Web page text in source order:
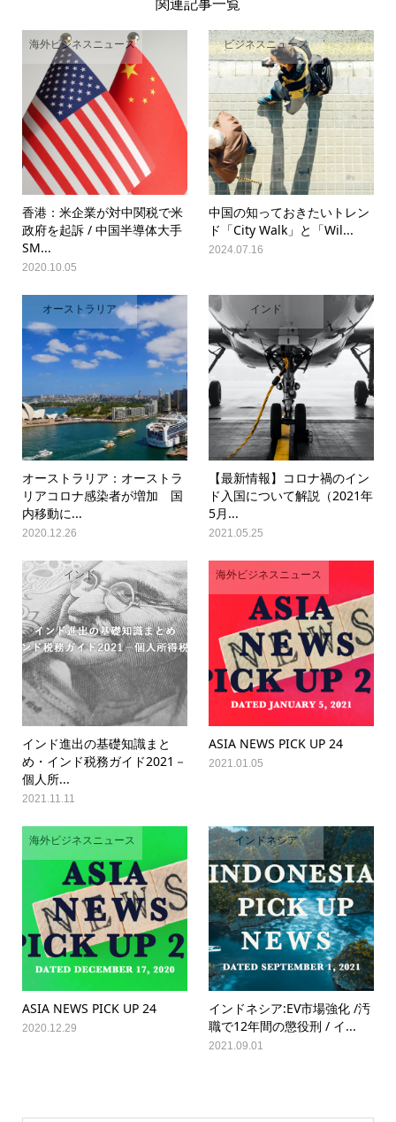
海外ビジネスニュース
香港：米企業が対中関税で米
政府を起訴 / 中国半導体大手
SM...
2020.10.05
ビジネスニュース
中国の知っておきたいトレン
ド「City Walk」と「Wil...
2024.07.16
オーストラリア
オーストラリア：オーストラ
リアコロナ感染者が増加 国
内移動に...
2020.12.26
インド
【最新情報】コロナ禍のイン
ド入国について解説（2021年
5月...
2021.05.25
インド
インド進出の基礎知識まと
め・インド税務ガイド2021－
個人所...
2021.11.11
海外ビジネスニュース
ASIA NEWS PICK UP 24
2021.01.05
海外ビジネスニュース
ASIA NEWS PICK UP 24
2020.12.29
インドネシア
インドネシア:EV市場強化 /汚
職で12年間の懲役刑 / イ...
2021.09.01